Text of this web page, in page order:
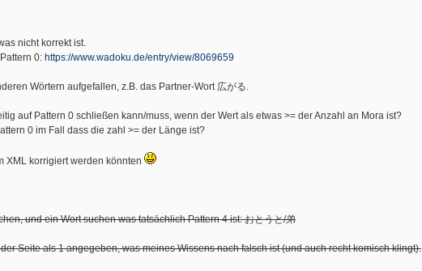
nicht korrekt ist.
0: https://www.wadoku.de/entry/view/8069659
Wörtern aufgefallen, z.B. das Partner-Wort 広がる.
auf Pattern 0 schließen kann/muss, wenn der Wert als etwas >= der Anzahl an Mora ist?
0 im Fall dass die zahl >= der Länge ist?
XML korrigiert werden könnten
und ein Wort suchen was tatsächlich Pattern 4 ist: おとうと/弟
Seite als 1 angegeben, was meines Wissens nach falsch ist (und auch recht komisch klingt).